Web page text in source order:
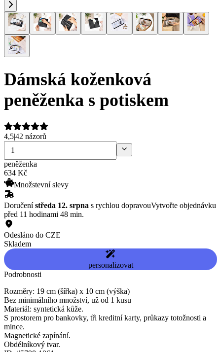
Dámská koženková
peněženka s potiskem
4,5|42 názorů
peněženka
634 Kč
Množstevní slevy
Doručenístředa 12. srpna s rychlou dopravouVytvořte objednávku
před 11 hodinami 48 min.
Odesláno do CZE
Skladem
personalizovat
Podrobnosti
Rozměry: 19 cm (šířka) x 10 cm (výška)
Bez minimálního množství, už od 1 kusu
Materiál: syntetická kůže.
S prostorem pro bankovky, tři kreditní karty, průkazy totožnosti a
mince.
Magnetické zapínání.
Obdélníkový tvar.